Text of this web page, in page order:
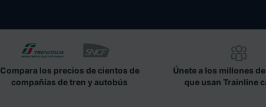
Compara los precios de cientos de
compañías de tren y autobús
Únete a los millones
que usan Trainline